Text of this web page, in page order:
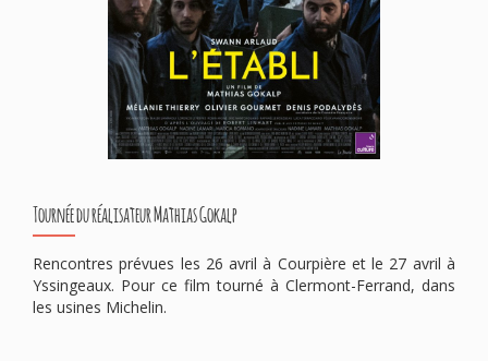
Tournée du réalisateur Mathias Gokalp
Rencontres prévues les 26 avril à Courpière et le 27 avril à
Yssingeaux. Pour ce film tourné à Clermont-Ferrand, dans
les usines Michelin.